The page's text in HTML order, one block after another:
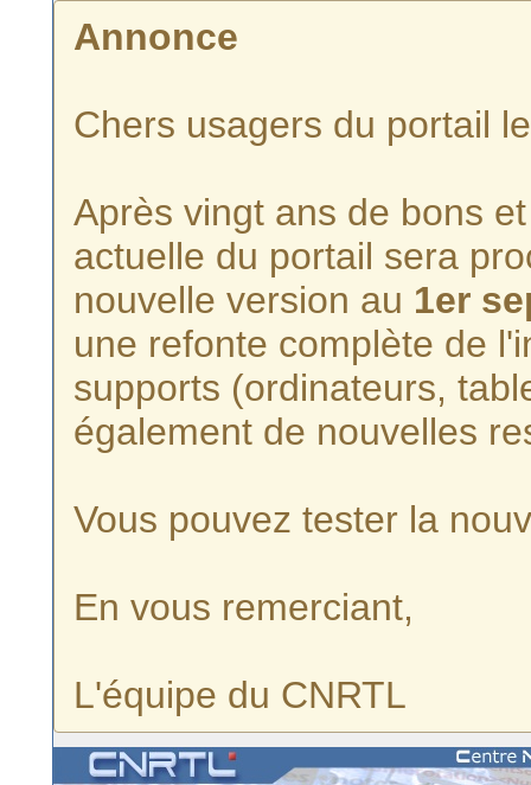
Annonce
Chers usagers du portail
Après vingt ans de bons
actuelle du portail sera
nouvelle version au 1er
une refonte complète de
supports (ordinateurs,
également de nouvelles
Vous pouvez tester la
En vous remerciant,
L'équipe du CNRTL